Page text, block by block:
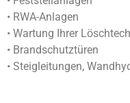
• RWA-Anlagen
• Wartung Ihrer
• Brandschutztüren
• Steigleitungen,